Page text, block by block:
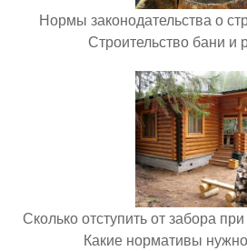
Нормы законодательства о
Строительство бани и
Сколько отступить от забора
Какие нормативы